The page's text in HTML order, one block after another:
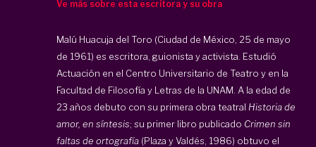
Ve más sobre esta escritora y su obra
Malú Huacuja del Toro (Ciudad de México, 25 de mayo
de 1961) es escritora, guionista y activista. Estudió
Actuación en el Centro Universitario de Teatro y en la
Facultad de Filosofía y Letras de la UNAM. A la edad de
23 años debuto con su primera obra teatral Historia de
amor, en síntesis; su primer libro publicado Crimen sin
faltas de ortografía (Plaza y Valdés, 1986) obtuvo el